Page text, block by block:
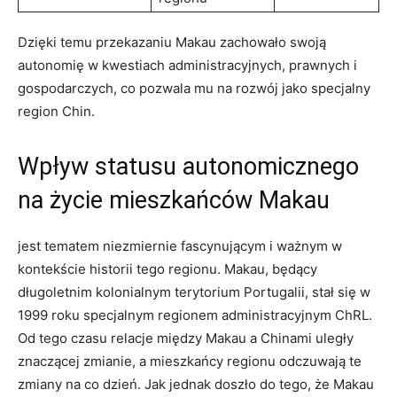
Dzięki temu przekazaniu Makau zachowało swoją
autonomię ‌w kwestiach administracyjnych, prawnych⁢ i
gospodarczych, co pozwala mu na ⁢rozwój jako specjalny
region Chin.
Wpływ statusu autonomicznego‌
na życie mieszkańców Makau
jest tematem niezmiernie fascynującym i ważnym w
kontekście historii tego regionu. Makau, będący
długoletnim kolonialnym ‍terytorium⁣ Portugalii,⁤ stał ​się w
1999 roku specjalnym regionem administracyjnym ChRL.
Od ​tego czasu relacje między Makau a Chinami uległy
znaczącej zmianie, a mieszkańcy regionu odczuwają te
zmiany na ​co dzień. Jak jednak doszło do⁣ tego, ⁣że Makau